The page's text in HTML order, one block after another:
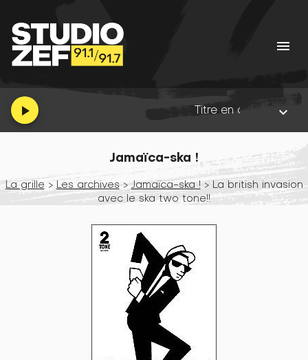
menu
play_arrow Titre en cours : Rightkeyboard_arrow_down
Jamaïca-ska !
La grille > Les archives > Jamaïca-ska !> La british invasion
avec le ska two tone!!